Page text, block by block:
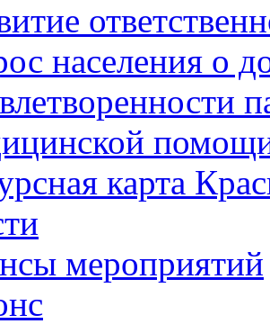
населения о
карта
мероприятий